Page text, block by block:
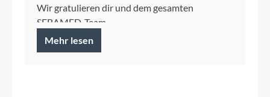
Wir gratulieren dir und dem gesamten
SEBAMED-Team.
Mehr lesen